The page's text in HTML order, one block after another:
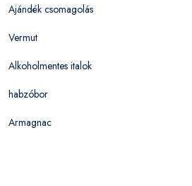
Ajándék csomagolás
Vermut
Alkoholmentes italok
habzóbor
Armagnac